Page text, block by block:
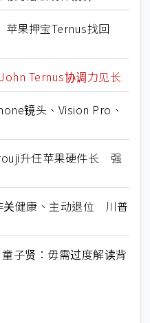
果押宝Ternus找回
Ternus协调力见长
镜头、Vision Pro、
升任苹果硬件长 强
关健康、主动退位 川普
子贤：毋需过度解读背